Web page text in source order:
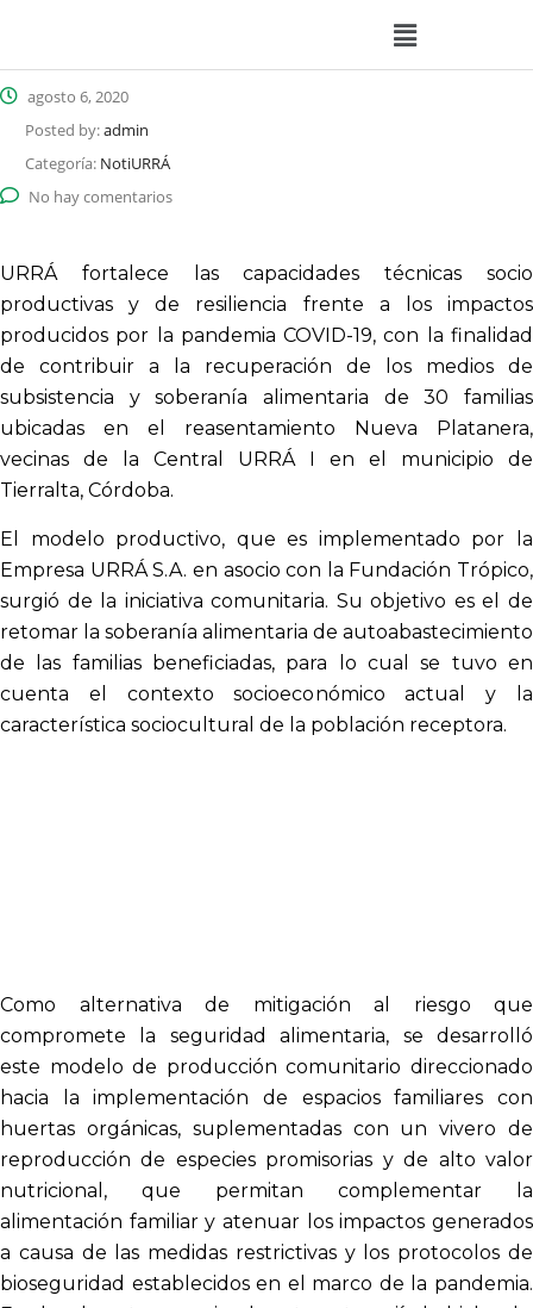
agosto 6, 2020
Posted by:admin
Categoría: NotiURRÁ
No hay comentarios
URRÁ fortalece las capacidades técnicas socio
productivas y de resiliencia frente a los impactos
producidos por la pandemia COVID-19, con la finalidad
de contribuir a la recuperación de los medios de
subsistencia y soberanía alimentaria de 30 familias
ubicadas en el reasentamiento Nueva Platanera,
vecinas de la Central URRÁ I en el municipio de
Tierralta, Córdoba.
El modelo productivo, que es implementado por la
Empresa URRÁ S.A. en asocio con la Fundación Trópico,
surgió de la iniciativa comunitaria. Su objetivo es el de
retomar la soberanía alimentaria de autoabastecimiento
de las familias beneficiadas, para lo cual se tuvo en
cuenta el contexto socioeconómico actual y la
característica sociocultural de la población receptora.
Como alternativa de mitigación al riesgo que
compromete la seguridad alimentaria, se desarrolló
este modelo de producción comunitario direccionado
hacia la implementación de espacios familiares con
huertas orgánicas, suplementadas con un vivero de
reproducción de especies promisorias y de alto valor
nutricional, que permitan complementar la
alimentación familiar y atenuar los impactos generados
a causa de las medidas restrictivas y los protocolos de
bioseguridad establecidos en el marco de la pandemia.